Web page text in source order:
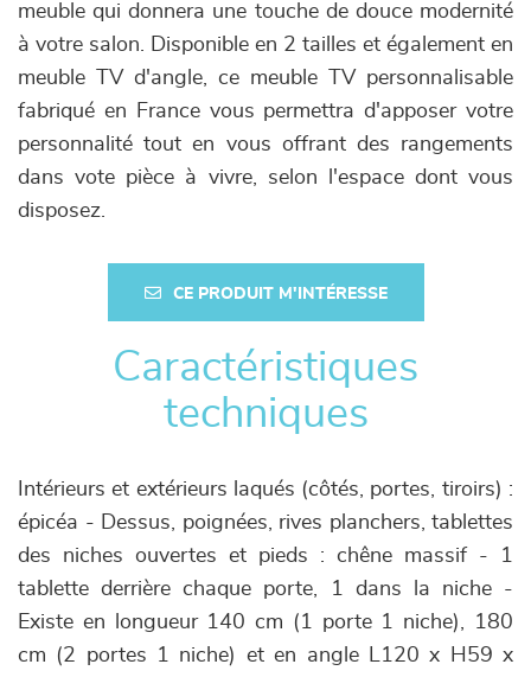
meuble qui donnera une touche de douce modernité
à votre salon. Disponible en 2 tailles et également en
meuble TV d'angle, ce meuble TV personnalisable
fabriqué en France vous permettra d'apposer votre
personnalité tout en vous offrant des rangements
dans vote pièce à vivre, selon l'espace dont vous
disposez.
CE PRODUIT M'INTÉRESSE
Caractéristiques
techniques
Intérieurs et extérieurs laqués (côtés, portes, tiroirs) :
épicéa - Dessus, poignées, rives planchers, tablettes
des niches ouvertes et pieds : chêne massif - 1
tablette derrière chaque porte, 1 dans la niche -
Existe en longueur 140 cm (1 porte 1 niche), 180
cm (2 portes 1 niche) et en angle L120 x H59 x